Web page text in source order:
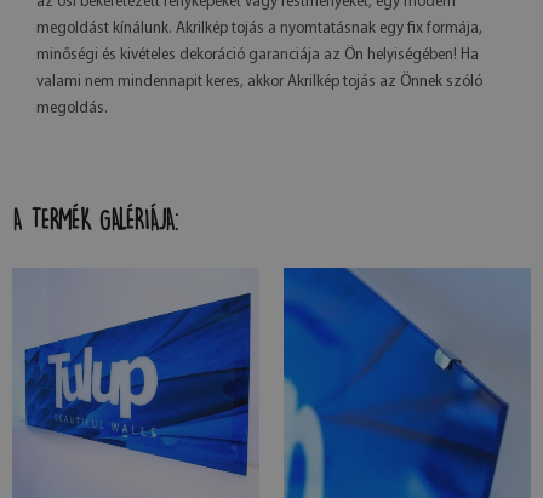
megoldást kínálunk. Akrilkép tojás a nyomtatásnak egy fix formája,
minőségi és kivételes dekoráció garanciája az Ön helyiségében! Ha
valami nem mindennapit keres, akkor Akrilkép tojás az Önnek szóló
megoldás.
A TERMÉK GALÉRIÁJA: